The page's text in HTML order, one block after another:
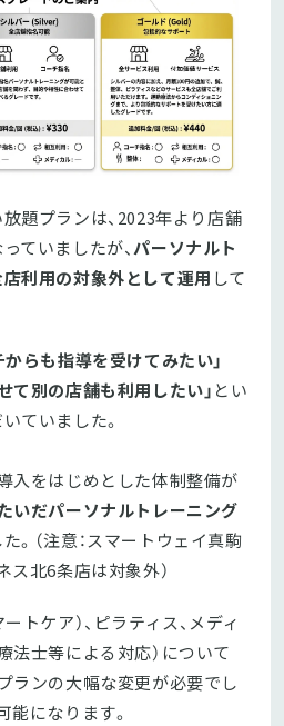
題プランは、2023年より店舗
ていましたが、パーソナルト
利用の対象外として運用 して
からも指導を受けてみたい」
て別の店舗も利用したい」 とい
ていました。
入をはじめとした体制整備が
いだパーソナルトレーニング
。（注意：スマートウェイ真駒
ス北6条店は対象外）
トケア）、ピラティス、メディ
法士等による対応）について
ランの大幅な変更が必要でし
能になります。